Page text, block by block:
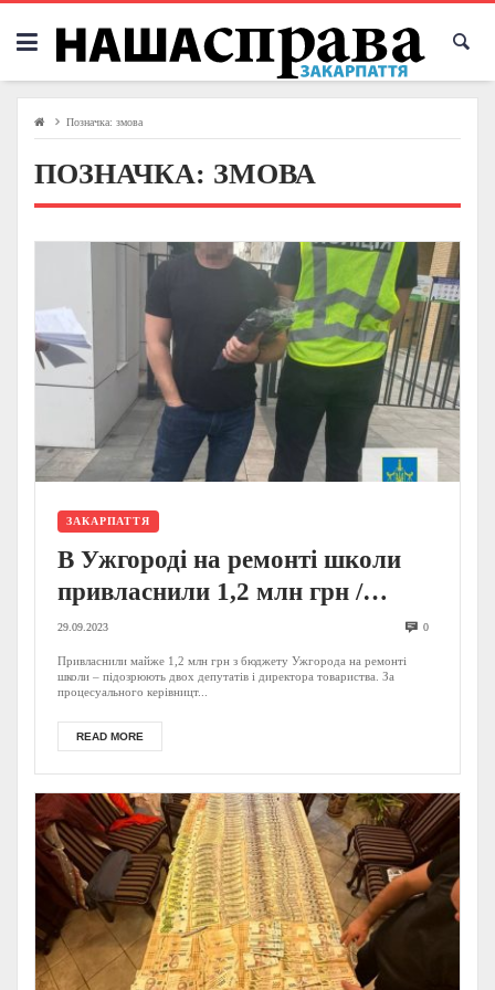
Skip
content
Позначка: змова
ПОЗНАЧКА: ЗМОВА
ЗАКАРПАТТЯ
В Ужгороді на ремонті школи
привласнили 1,2 млн грн /
ФОТО
29.09.2023 0
Привласнили майже 1,2 млн грн з бюджету Ужгорода на ремонті
школи – підозрюють двох депутатів і директора товариства. За
процесуального керівницт...
READ MORE